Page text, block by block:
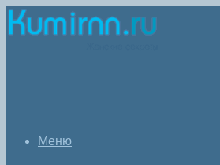
Меню